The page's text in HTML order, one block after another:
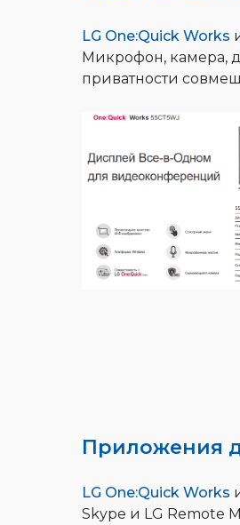
LG One:Quick Works
Микрофон, камера,
приватности
Приложения
LG One:Quick Works
Skype и LG Remote